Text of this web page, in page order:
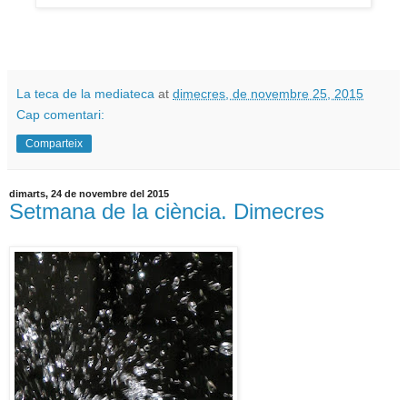
La teca de la mediateca at dimecres, de novembre 25, 2015
Cap comentari:
Comparteix
dimarts, 24 de novembre del 2015
Setmana de la ciència. Dimecres